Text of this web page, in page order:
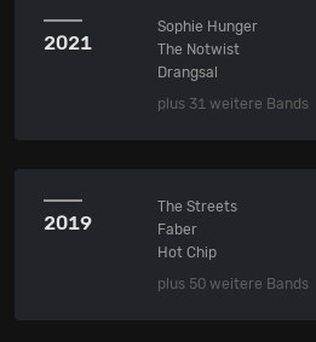
2021
Sophie Hunger
The Notwist
Drangsal
plus 31 weitere Bands
2019
The Streets
Faber
Hot Chip
plus 50 weitere Bands